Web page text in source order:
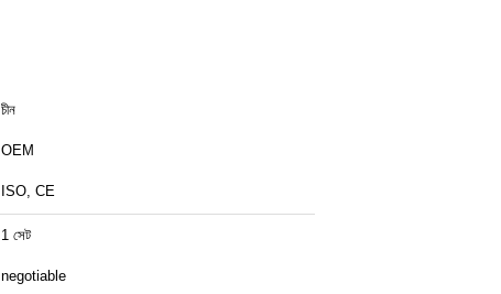
চীন
OEM
ISO, CE
1 সেট
negotiable